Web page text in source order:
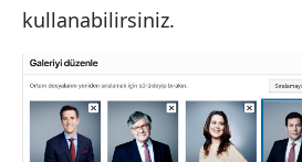
kullanabilirsiniz.